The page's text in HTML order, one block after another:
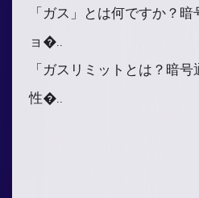
「ガス」とは何ですか？
ョ�..
「ガスリミットとは？暗
性�..